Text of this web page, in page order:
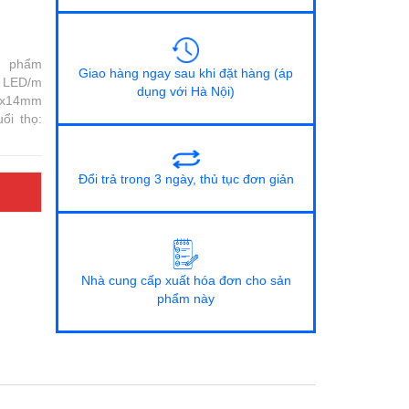
phẩm
m
thọ:
Giao hàng ngay sau khi đặt hàng (áp
dụng với Hà Nội)
Đổi trả trong 3 ngày, thủ tục đơn giản
Nhà cung cấp xuất hóa đơn cho sản
phẩm này